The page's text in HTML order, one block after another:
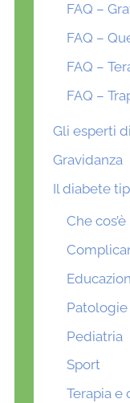
FAQ –
FAQ –
FAQ –
FAQ –
Gli esperti
Gravidanza
Il diabete
Che
Patologie
Pediatria
Sport
Terapia e